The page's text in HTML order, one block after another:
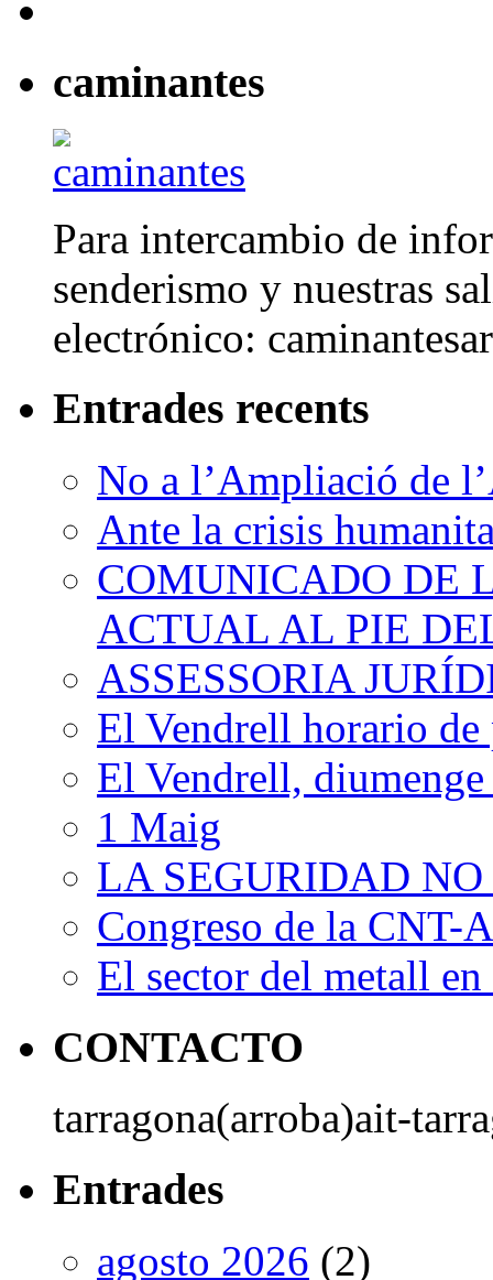
caminantes
Para intercambio de
senderismo y nuestras
electrónico:
Entrades recents
No a l’Ampliació de
Ante la crisis
COMUNICADO DE
ACTUAL AL PIE
ASSESSORIA
El Vendrell horario de
El Vendrell,
1 Maig
LA SEGURIDAD
Congreso de la
El sector del metall
CONTACTO
tarragona(arroba)ait-
Entrades
agosto 2026 (2)